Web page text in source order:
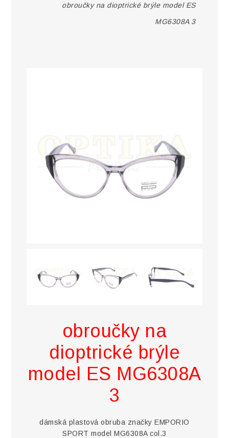
obroučky na dioptrické brýle model ES
MG6308A 3
obroučky na
dioptrické brýle
model ES MG6308A
3
dámská plastová obruba značky EMPORIO
SPORT model MG6308A col.3